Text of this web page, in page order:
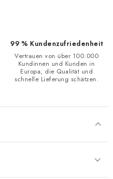
99 % Kundenzufriedenheit
Vertrauen von über 100.000
Kundinnen und Kunden in
Europa, die Qualität und
schnelle Lieferung schätzen.